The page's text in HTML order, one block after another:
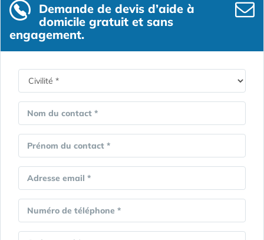
Demande de devis d’aide à
domicile gratuit et sans
engagement.
Nom du contact *
Prénom du contact *
Adresse email *
Numéro de téléphone *